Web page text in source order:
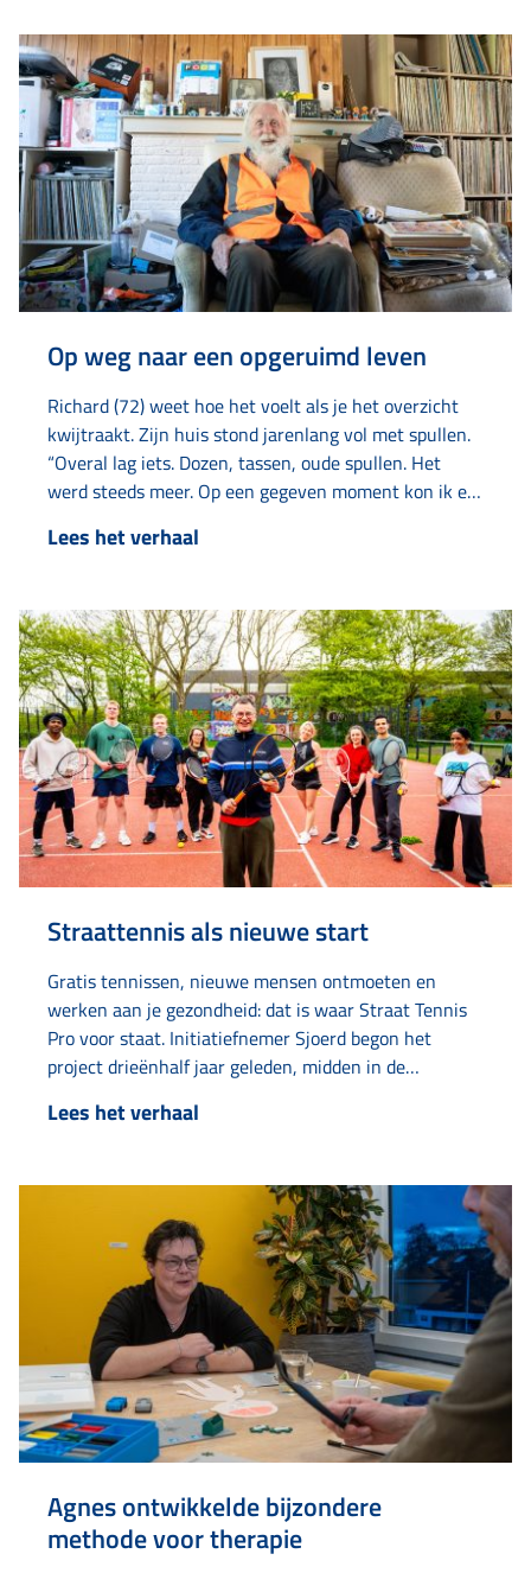
Op weg naar een opgeruimd leven
Richard (72) weet hoe het voelt als je het overzicht
kwijtraakt. Zijn huis stond jarenlang vol met spullen.
“Overal lag iets. Dozen, tassen, oude spullen. Het
werd steeds meer. Op een gegeven moment kon ik er
instanties, zoals Elkien, Limor en Amaryllis kreeg hij
begon jaren geleden met oud…
Lees het verhaal
Straattennis als nieuwe start
Gratis tennissen, nieuwe mensen ontmoeten en
werken aan je gezondheid: dat is waar Straat Tennis
Pro voor staat. Initiatiefnemer Sjoerd begon het
project drieënhalf jaar geleden, midden in de
“Het tennisveldje lag er altijd verlaten bij. Toen dacht
Lees het verhaal
Agnes ontwikkelde bijzondere
methode voor therapie